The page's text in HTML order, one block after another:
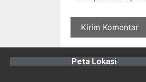
Peta Lokasi